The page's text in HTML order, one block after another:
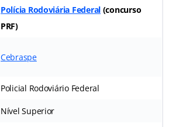
Polícia Rodoviária Federal (concurso
PRF)
Cebraspe
Policial Rodoviário Federal
Nível Superior